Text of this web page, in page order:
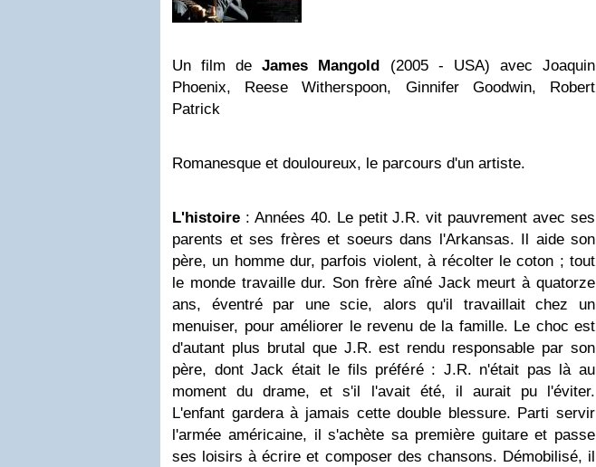
Un film deJames Mangold (2005 - USA) avec Joaquin
Phoenix, Reese Witherspoon, Ginnifer Goodwin, Robert
Patrick
Romanesque et douloureux, le parcours d'un artiste.
L'histoire : Années 40. Le petit J.R. vit pauvrement avec ses
parents et ses frères et soeurs dans l'Arkansas. Il aide son
père, un homme dur, parfois violent, à récolter le coton ; tout
le monde travaille dur. Son frère aîné Jack meurt à quatorze
ans, éventré par une scie, alors qu'il travaillait chez un
menuiser, pour améliorer le revenu de la famille. Le choc est
d'autant plus brutal que J.R. est rendu responsable par son
père, dont Jack était le fils préféré : J.R. n'était pas là au
moment du drame, et s'il l'avait été, il aurait pu l'éviter.
L'enfant gardera à jamais cette double blessure. Parti servir
l'armée américaine, il s'achète sa première guitare et passe
ses loisirs à écrire et composer des chansons. Démobilisé, il